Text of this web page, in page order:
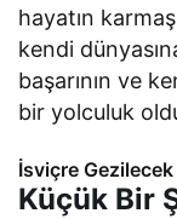
hayatın
kendi
başarının ve
bir yolculuk
İsviçre Gezilecek
Küçük Bir